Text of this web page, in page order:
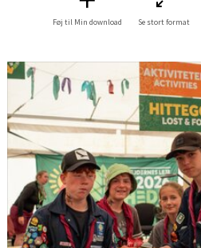
Føj til Min download Se stort format